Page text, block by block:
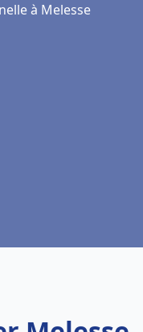
à Melesse